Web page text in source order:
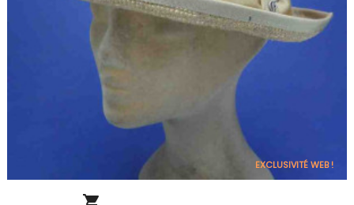
EXCLUSIVITÉ WEB !